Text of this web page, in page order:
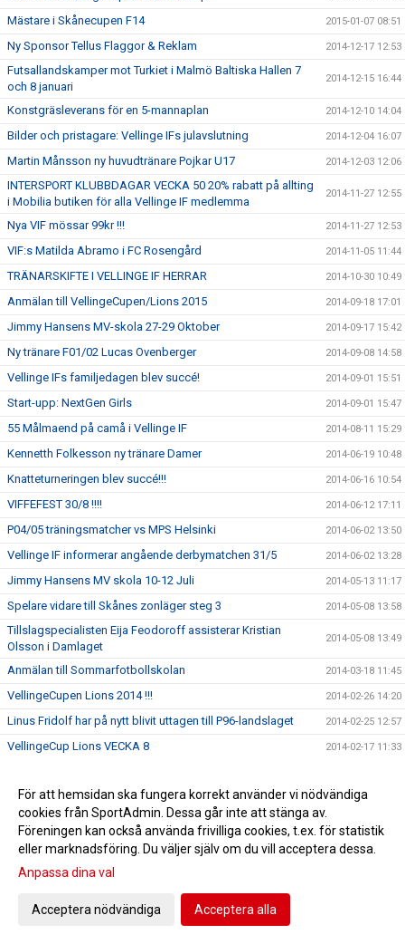
Mästare i Skånecupen F14 2015-01-07 08:51
Ny Sponsor Tellus Flaggor & Reklam 2014-12-17 12:53
Futsallandskamper mot Turkiet i Malmö Baltiska Hallen 7
och 8 januari
2014-12-15 16:44
Konstgräsleverans för en 5-mannaplan 2014-12-10 14:04
Bilder och pristagare: Vellinge IFs julavslutning 2014-12-04 16:07
Martin Månsson ny huvudtränare Pojkar U17 2014-12-03 12:06
INTERSPORT KLUBBDAGAR VECKA 50 20% rabatt på allting
i Mobilia butiken för alla Vellinge IF medlemma
2014-11-27 12:55
Nya VIF mössar 99kr !!! 2014-11-27 12:53
VIF:s Matilda Abramo i FC Rosengård 2014-11-05 11:44
TRÄNARSKIFTE I VELLINGE IF HERRAR 2014-10-30 10:49
Anmälan till VellingeCupen/Lions 2015 2014-09-18 17:01
Jimmy Hansens MV-skola 27-29 Oktober 2014-09-17 15:42
Ny tränare F01/02 Lucas Ovenberger 2014-09-08 14:58
Vellinge IFs familjedagen blev succé! 2014-09-01 15:51
Start-upp: NextGen Girls 2014-09-01 15:47
55 Målmaend på camå i Vellinge IF 2014-08-11 15:29
Kennetth Folkesson ny tränare Damer 2014-06-19 10:48
Knatteturneringen blev succé!!! 2014-06-16 10:54
VIFFEFEST 30/8 !!!! 2014-06-12 17:11
P04/05 träningsmatcher vs MPS Helsinki 2014-06-02 13:50
Vellinge IF informerar angående derbymatchen 31/5 2014-06-02 13:28
Jimmy Hansens MV skola 10-12 Juli 2014-05-13 11:17
Spelare vidare till Skånes zonläger steg 3 2014-05-08 13:58
Tillslagspecialisten Eija Feodoroff assisterar Kristian
Olsson i Damlaget
2014-05-08 13:49
Anmälan till Sommarfotbollskolan 2014-03-18 11:45
VellingeCupen Lions 2014 !!! 2014-02-26 14:20
Linus Fridolf har på nytt blivit uttagen till P96-landslaget 2014-02-25 12:57
VellingeCup Lions VECKA 8 2014-02-17 11:33
MV Skola med Jimmy Hansen 29.-30.Mars 2014-02-03 14:43
Domarkurs Onsdag 5/2 18:00 För VellingeCupen/Lions
2014
2014-01-29 17:07
F 17 Futsal SM i Göteborg
Kurs: Målvaktsspel/Träningslära Bas 1
För att hemsidan ska fungera korrekt använder vi nödvändiga
cookies från SportAdmin. Dessa går inte att stänga av.
Föreningen kan också använda frivilliga cookies, t.ex. för statistik
eller marknadsföring. Du väljer själv om du vill acceptera dessa.
Anpassa dina val
Acceptera nödvändiga Acceptera alla